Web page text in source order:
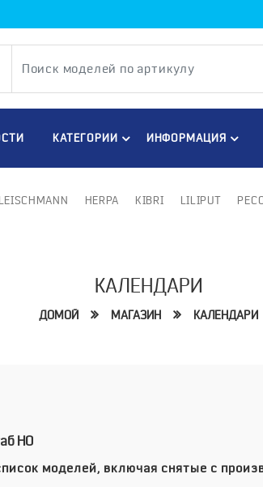
КАТЕГОРИИ ИНФОРМАЦИЯ
HERPA KIBRI LILIPUT
КАЛЕНДАРИ
ДОМОЙ МАГАЗИН КАЛЕНДАРИ
HO
моделей, включая снятые с